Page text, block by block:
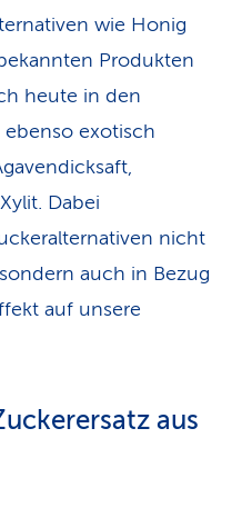
wie Honig
Produkten
heute in den
ebenso exotisch
Dabei
nicht
auch in Bezug
auf unsere
aus